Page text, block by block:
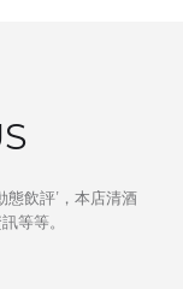
態飲評’，本店清酒
等等。